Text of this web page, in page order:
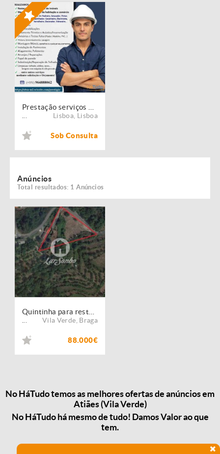
Lisboa Lisboa
Sob Consulta
Anúncios
Total resultados: 1 Anúncios
Vila Verde Braga
88.000€
No HáTudo temos as melhores ofertas de anúncios em
Atiães (Vila Verde)
No HáTudo há mesmo de tudo! Damos Valor ao que
tem.